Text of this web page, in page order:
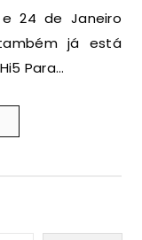
24 de Janeiro
já está
Para…